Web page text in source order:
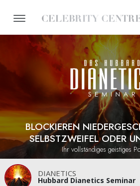
BLOCKIEREN
SELBSTZWEIFEL ODER
Ihr vollständiges geistiges
DIANETICS
Hubbard Dianetics Seminar